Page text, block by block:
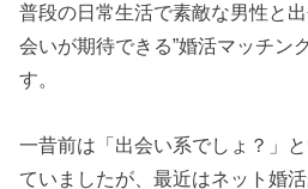
普段の日常生活で素敵な男性と
会いが期待できる”婚活マッチン
す。
一昔前は「出会い系でしょ？」
ていましたが、最近はネット婚